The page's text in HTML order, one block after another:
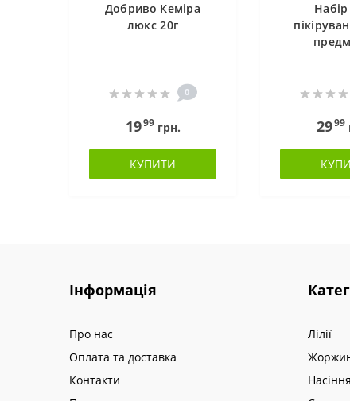
Добриво Кеміра
люкс 20г
0
1999грн.
КУПИТИ
2999
Інформація
Про нас
Оплата та доставка
Контакти
Лілії